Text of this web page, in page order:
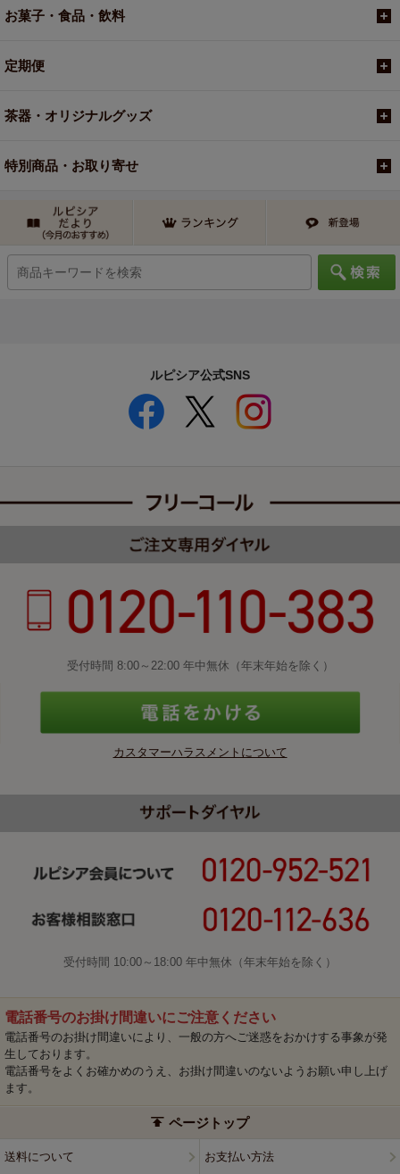
お菓子・食品・飲料
定期便
茶器・オリジナルグッズ
特別商品・お取り寄せ
ルピシア公式SNS
受付時間 8:00～22:00 年中無休（年末年始を除く）
カスタマーハラスメントについて
受付時間 10:00～18:00 年中無休（年末年始を除く）
電話番号のお掛け間違いにご注意ください
電話番号のお掛け間違いにより、一般の方へご迷惑をおかけする事象が発
生しております。
電話番号をよくお確かめのうえ、お掛け間違いのないようお願い申し上げ
ます。
ページトップ
送料について お支払い方法